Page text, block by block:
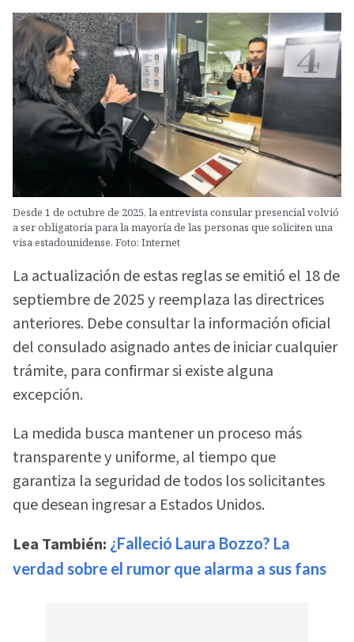
Desde 1 de octubre de 2025, la entrevista consular presencial volvió
a ser obligatoria para la mayoría de las personas que soliciten una
visa estadounidense. Foto: Internet
La actualización de estas reglas se emitió el 18 de
septiembre de 2025 y reemplaza las directrices
anteriores. Debe consultar la información oficial
del consulado asignado antes de iniciar cualquier
trámite, para confirmar si existe alguna
excepción.
La medida busca mantener un proceso más
transparente y uniforme, al tiempo que
garantiza la seguridad de todos los solicitantes
que desean ingresar a Estados Unidos.
Lea También: ¿Falleció Laura Bozzo? La
verdad sobre el rumor que alarma a sus fans